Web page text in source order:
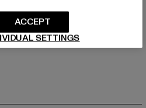
SETTINGS
ACCEPT